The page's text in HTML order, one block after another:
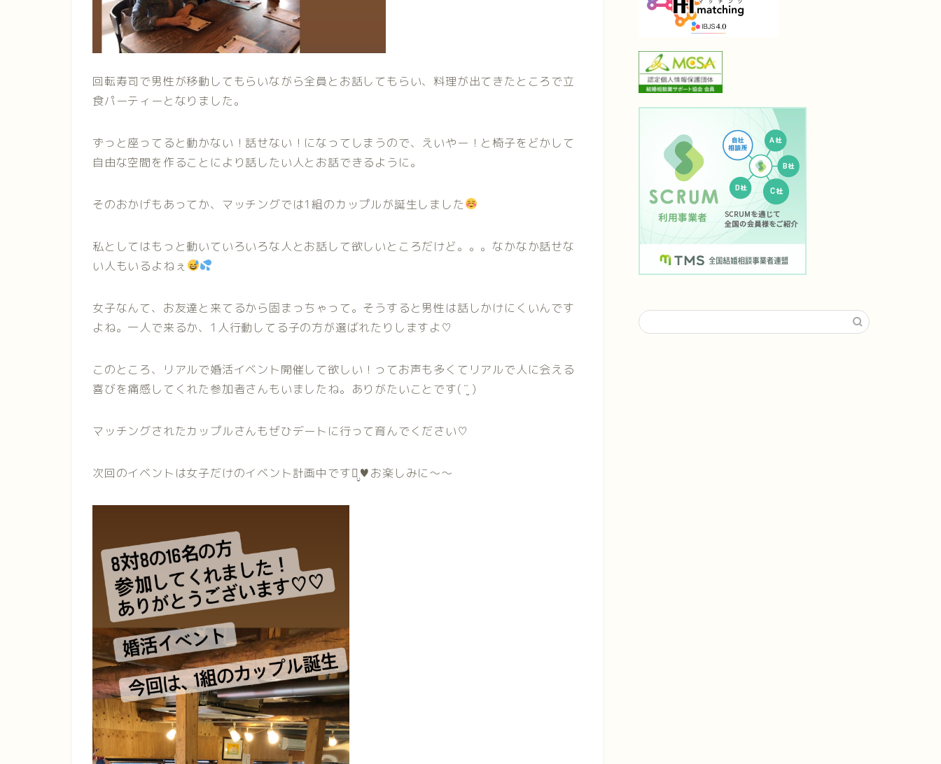
回転寿司で男性が移動してもらいながら全員とお話してもらい、料理が出てきたところで立
食パーティーとなりました。
ずっと座ってると動かない！話せない！になってしまうので、えいやー！と椅子をどかして
自由な空間を作ることにより話したい人とお話できるように。
そのおかげもあってか、マッチングでは1組のカップルが誕生しました
私としてはもっと動いていろいろな人とお話して欲しいところだけど。。。なかなか話せな
い人もいるよねぇ
女子なんて、お友達と来てるから固まっちゃって。そうすると男性は話しかけにくいんです
よね。一人で来るか、1人行動してる子の方が選ばれたりしますよ♡
このところ、リアルで婚活イベント開催して欲しい！ってお声も多くてリアルで人に会える
喜びを痛感してくれた参加者さんもいましたね。ありがたいことです( ¨̮ )
マッチングされたカップルさんもぜひデートに行って育んでください♡
次回のイベントは女子だけのイベント計画中です⺣̤̬♥お楽しみに〜〜